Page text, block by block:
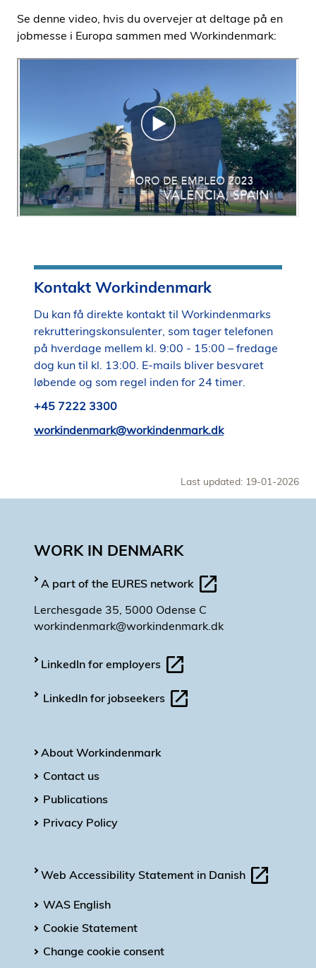
Se denne video, hvis du overvejer at deltage på en
jobmesse i Europa sammen med Workindenmark:
Kontakt Workindenmark
Du kan få direkte kontakt til Workindenmarks
rekrutteringskonsulenter, som tager telefonen
på hverdage mellem kl. 9:00 - 15:00 – fredage
dog kun til kl. 13:00. E-mails bliver besvaret
løbende og som regel inden for 24 timer.
+45 7222 3300
workindenmark@workindenmark.dk
Last updated: 19-01-2026
WORK IN DENMARK
A part of the EURES network
Lerchesgade 35, 5000 Odense C
workindenmark@workindenmark.dk
LinkedIn for employers
LinkedIn for jobseekers
About Workindenmark
Contact us
Publications
Privacy Policy
Web Accessibility Statement in Danish
WAS English
Cookie Statement
Change cookie consent